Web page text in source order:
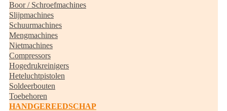
Boor / Schroefmachines
Slijpmachines
Schuurmachines
Mengmachines
Nietmachines
Compressors
Hogedrukreinigers
Heteluchtpistolen
Soldeerbouten
Toebehoren
HANDGEREEDSCHAP